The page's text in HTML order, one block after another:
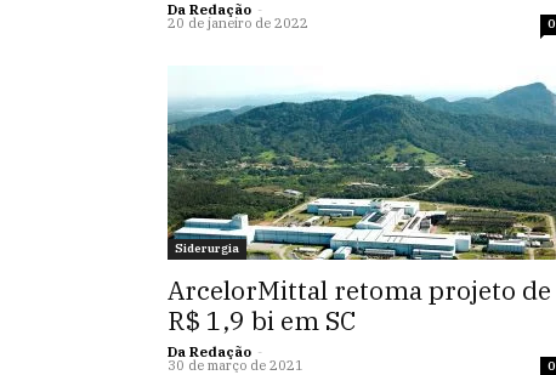
Da Redação -
20 de janeiro de 2022 0
Siderurgia
ArcelorMittal retoma projeto de
R$ 1,9 bi em SC
Da Redação -
30 de março de 2021 0